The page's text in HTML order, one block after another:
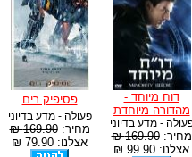
דוח מיוחד -
מהדורה מיוחדת
- מדע בדיוני
מחיר:169.90 ₪
אצלנו: 99.90 ₪
פסיפיק רים
פעולה - מדע בדיוני
מחיר:169.90 ₪
אצלנו: 79.90 ₪